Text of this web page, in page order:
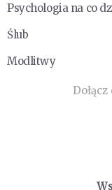
Psychologia na co
Ślub
Modlitwy